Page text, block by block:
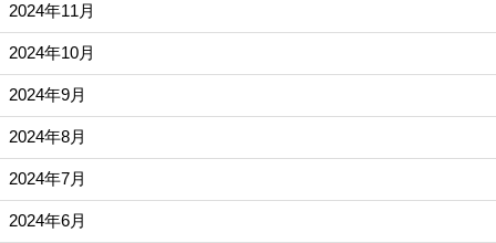
2024年11月
2024年10月
2024年9月
2024年8月
2024年7月
2024年6月